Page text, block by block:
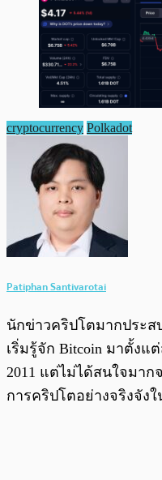
cryptocurrency Polkadot
Patiphan Santivarotai
นักข่าวคริปโตมากประส
เริ่มรู้จัก Bitcoin มาตั้งแ
2011 แต่ไม่ได้สนใจมาก
การคริปโตอย่างจริงจัง